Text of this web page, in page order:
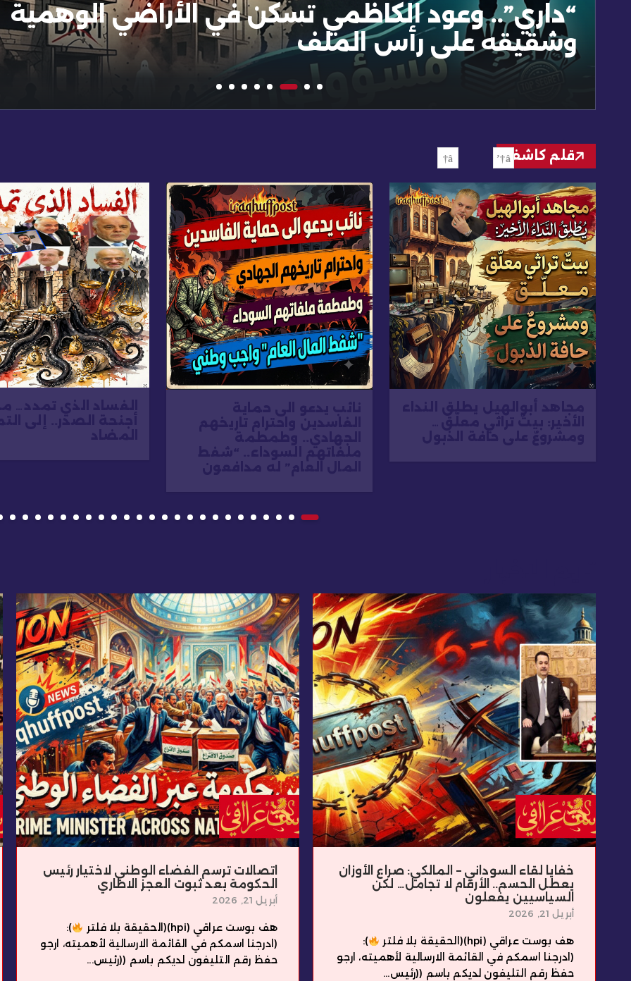
“داري”.. وعود الكاظمي تسكن في الأراضي الوهمية
وشقيقه على رأس الملف
قلم كاشف
الجهادي.. وطمطمة
خفايا لقاء السوداني – المالكي: صراع الأوزان
يعطل الحسم.. الأرقام لا تجامل… لكن
السياسيين يفعلون
أبريل 21, 2026
هف بوست عراقي (hpi)(الحقيقة بلا فلتر
):
(ادرجنا اسمكم في القائمة الارسالية لأهميته، ارجو
حفظ رقم التليفون لديكم باسم ((رئيس...
اتصالات ترسم الفضاء الوطني لاختيار رئيس
الحكومة بعد ثبوت العجز الاطاري
أبريل 21, 2026
هف بوست عراقي (hpi)(الحقيقة بلا فلتر
):
(ادرجنا اسمكم في القائمة الارسالية لأهميته، ارجو
حفظ رقم التليفون لديكم باسم ((رئيس...